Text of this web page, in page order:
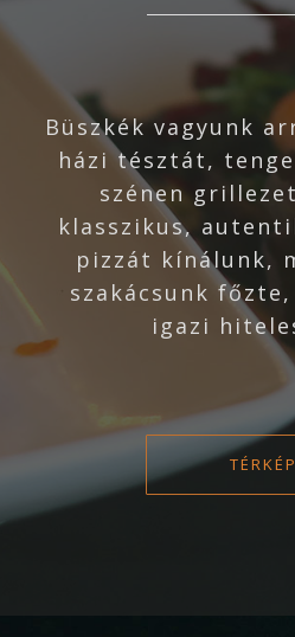
Büszkék vagyunk
házi tésztát,
szénen
klasszikus,
pizzát kínálunk,
szakácsunk
igazi
TÉRKÉP